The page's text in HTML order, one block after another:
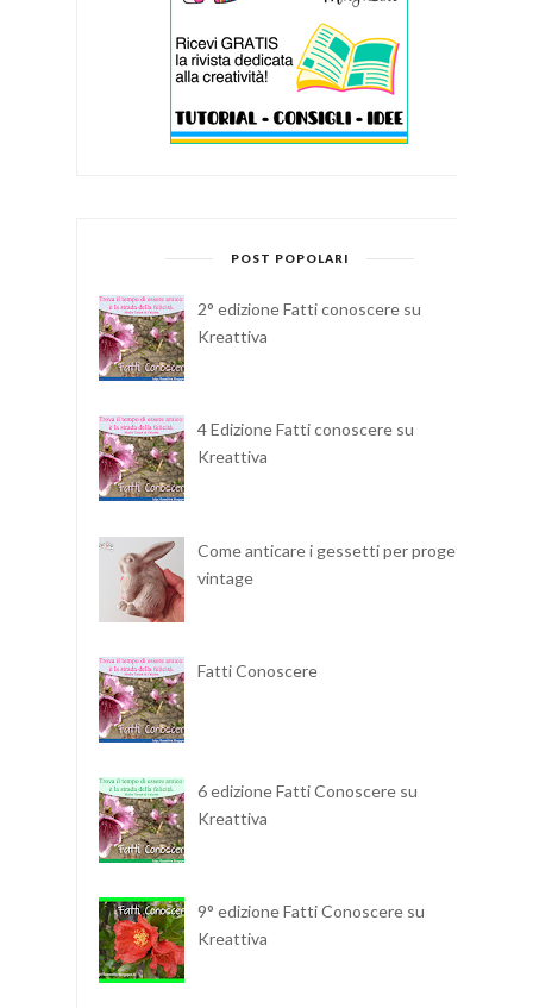
POST POPOLARI
2° edizione Fatti conoscere su
Kreattiva
4 Edizione Fatti conoscere su
Kreattiva
Come anticare i gessetti per progetti
vintage
Fatti Conoscere
6 edizione Fatti Conoscere su
Kreattiva
9° edizione Fatti Conoscere su
Kreattiva